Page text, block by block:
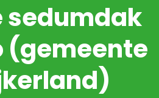
sedumdak
(gemeente